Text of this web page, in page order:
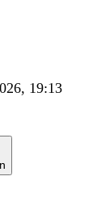
19:13